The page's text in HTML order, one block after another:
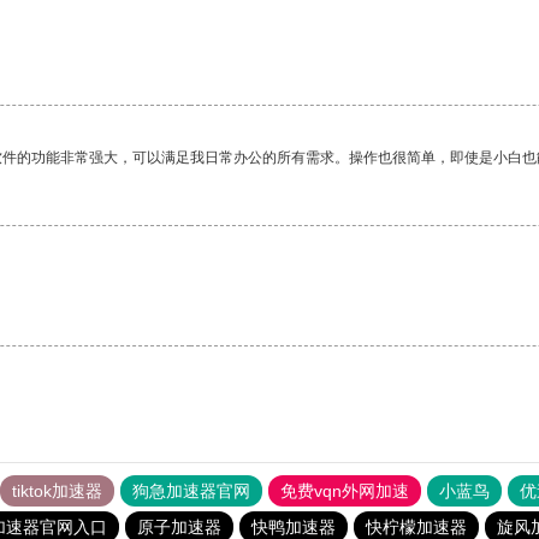
的功能非常强大，可以满足我日常办公的所有需求。操作也很简单，即使是小白
tiktok加速器 狗急加速器官网 免费vqn外网加速 小蓝鸟
速器官网入口
原子加速器 快鸭加速器 快柠檬加速器 旋风